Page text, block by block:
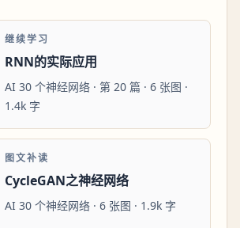
继续学习
RNN的实际应用
AI 30 个神经网络 · 第 20 篇 · 6 张图 ·
1.4k 字
图文补读
CycleGAN之神经网络
AI 30 个神经网络 · 6 张图 · 1.9k 字